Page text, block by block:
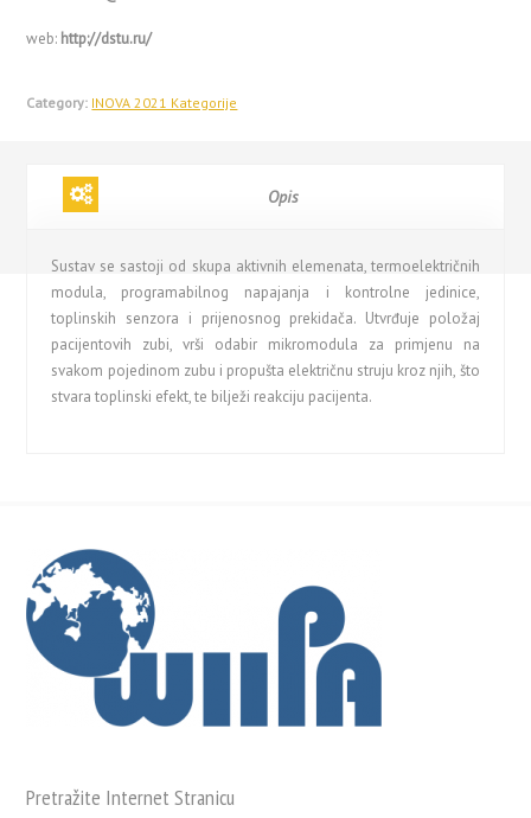
web: http://dstu.ru/
Category: INOVA 2021 Kategorije
Opis
Sustav se sastoji od skupa aktivnih elemenata, termoelektričnih
modula, programabilnog napajanja i kontrolne jedinice,
toplinskih senzora i prijenosnog prekidača. Utvrđuje položaj
pacijentovih zubi, vrši odabir mikromodula za primjenu na
svakom pojedinom zubu i propušta električnu struju kroz njih, što
stvara toplinski efekt, te bilježi reakciju pacijenta.
Pretražite Internet Stranicu